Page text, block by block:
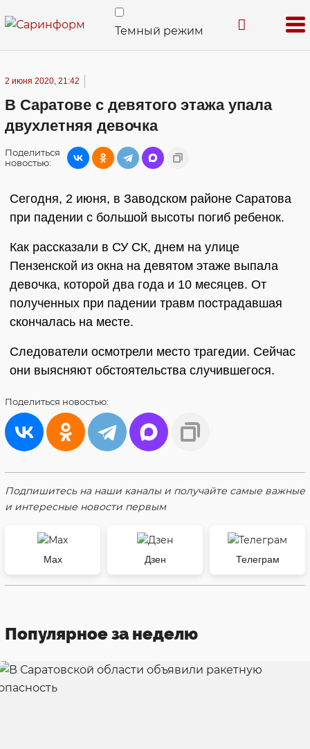
Темный режим
2 июня 2020, 21:42
В Саратове с девятого этажа упала
двухлетняя девочка
Поделиться
новостью:
Сегодня, 2 июня, в Заводском районе Саратова
при падении с большой высоты погиб ребенок.
Как рассказали в СУ СК, днем на улице
Пензенской из окна на девятом этаже выпала
девочка, которой два года и 10 месяцев. От
полученных при падении травм пострадавшая
скончалась на месте.
Следователи осмотрели место трагедии. Сейчас
они выясняют обстоятельства случившегося.
Поделиться новостью:
Подпишитесь на наши каналы и получайте самые важные
и интересные новости первым
Max Дзен Телеграм
Популярное за неделю